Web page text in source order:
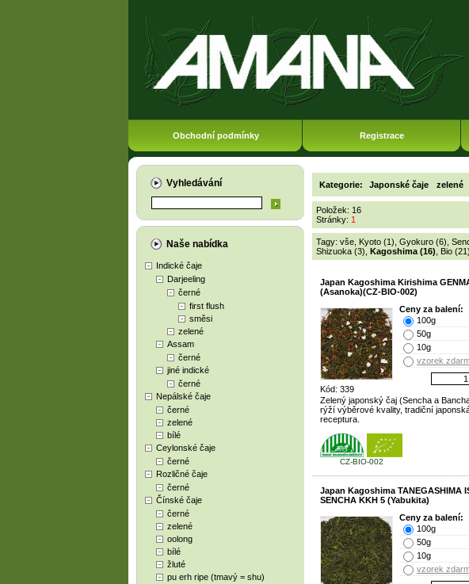
Obchodní podmínky Registrace
Vyhledávání
Naše nabídka
Indické čaje
Darjeeling
černé
first flush
směsi
zelené
Assam
černé
jiné indické
černé
Nepálské čaje
černé
zelené
bílé
Ceylonské čaje
černé
Rozličné čaje
černé
Čínské čaje
černé
zelené
oolong
bílé
žluté
pu erh ripe (tmavý = shu)
Kategorie: Japonské čaje zelené
Položek: 16
Stránky: 1
Tagy: vše Kyoto (1) Gyokuro (6)
Shizuoka (3) Kagoshima (16) Bio (21)
Japan Kagoshima Kirishima
(Asanoka)(CZ-BIO-002)
Kód: 339
Ceny za balení:
100g
50g
10g
vzorek
Zelený japonský čaj (Sencha a
rýží výběrové kvality, tradiční
receptura.
CZ-BIO-002
Japan Kagoshima TANEGASHIMA
SENCHA KKH 5 (Yabukita)
Ceny za balení:
100g
50g
10g
vzorek